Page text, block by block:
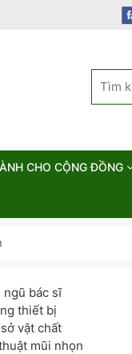
CHO CỘNG ĐỒNG
bác sĩ
thiết bị
vật chất
mũi nhọn